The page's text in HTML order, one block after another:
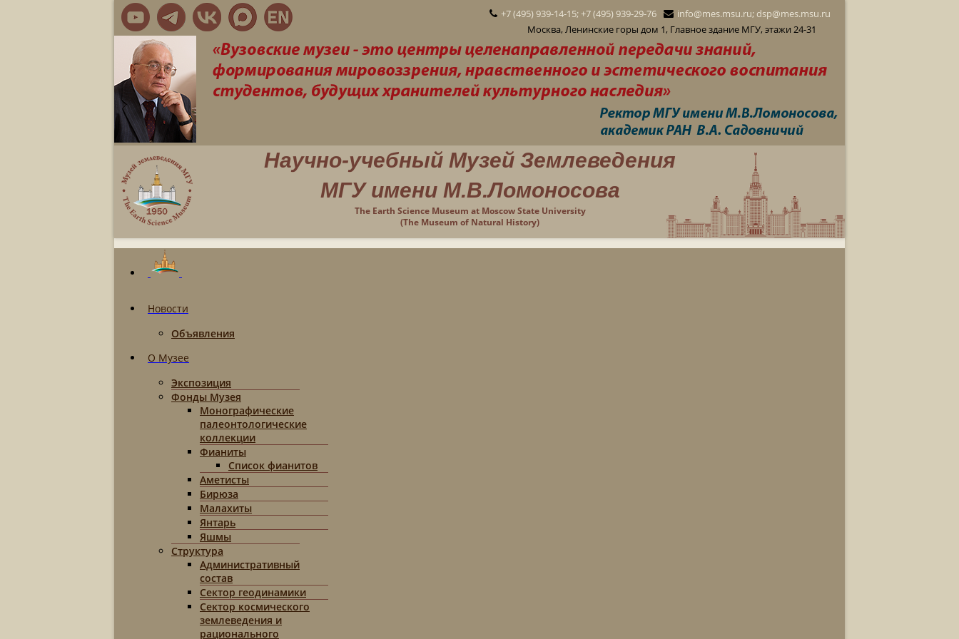
+7 (495) 939-14-15; +7 (495) 939-29-76
info@mes.msu.ru; dsp@mes.msu.ru
Москва, Ленинские горы дом 1, Главное здание МГУ, этажи 24-31
Научно-учебный Музей Землеведения
МГУ имени М.В.Ломоносова
The Earth Science Museum at Moscow State University
(The Museum of Natural History)
Новости
Объявления
О Музее
Экспозиция
Фонды Музея
Монографические
палеонтологические
коллекции
Фианиты
Список фианитов
Аметисты
Бирюза
Малахиты
Янтарь
Яшмы
Структура
Административный
состав
Сектор геодинамики
Сектор космического
землеведения и
рационального